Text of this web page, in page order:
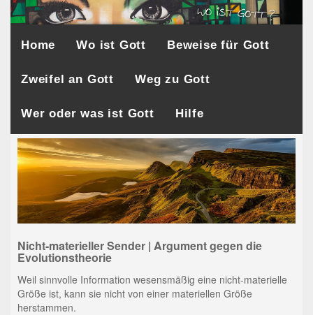
Home Wo ist Gott Beweise für Gott
Zweifel an Gott Weg zu Gott
Wer oder was ist Gott Hilfe
Nicht-materieller Sender | Argument gegen die
Evolutionstheorie
Weil sinnvolle Information wesensmäßig eine nicht-materielle
Größe ist, kann sie nicht von einer materiellen Größe
herstammen.